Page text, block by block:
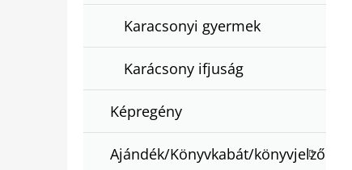
Karacsonyi gyermek
Karácsony ifjuság
Képregény
Ajándék/Könyvkabát/könyvjelző